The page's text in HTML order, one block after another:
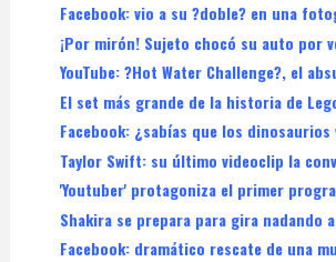
Facebook: vio a su ?doble? en una
¡Por mirón! Sujeto chocó su auto por
YouTube: ?Hot Water Challenge?, el
El set más grande de la historia de
Facebook: ¿sabías que los
Taylor Swift: su último videoclip la
'Youtuber' protagoniza el primer
Shakira se prepara para gira nadando
Facebook: dramático rescate de una